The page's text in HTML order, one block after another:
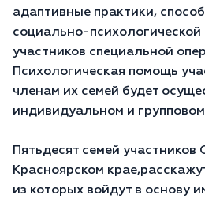
адаптивные практики,
социально-
участников специальной
Психологическая помощь
членам их семей будет
индивидуальном и
Пятьдесят семей
Красноярском
из которых войдут в основу